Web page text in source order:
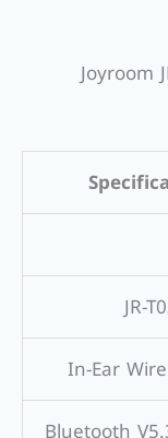
Joyroom
JR-
In-Ear